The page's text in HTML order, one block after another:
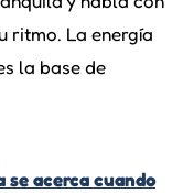
ritmo. La energía
la base de
se acerca cuando